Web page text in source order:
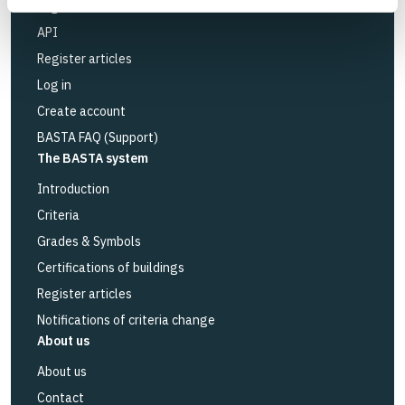
API
Register articles
Log in
Create account
BASTA FAQ (Support)
The BASTA system
Introduction
Criteria
Grades & Symbols
Certifications of buildings
Register articles
Notifications of criteria change
About us
About us
Contact